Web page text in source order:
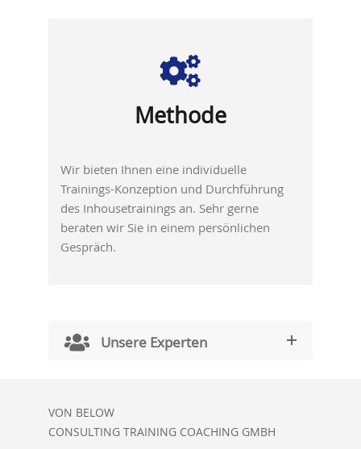
Methode
Wir bieten Ihnen eine individuelle
Trainings-Konzeption und Durchführung
des Inhousetrainings an. Sehr gerne
beraten wir Sie in einem persönlichen
Gespräch.
Unsere Experten
VON BELOW
CONSULTING TRAINING COACHING GMBH